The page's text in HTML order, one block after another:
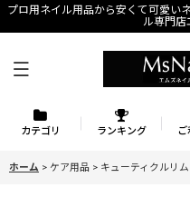
プロ用ネイル用品から安くて可愛い
ル専門店
カテゴリ ランキング ご
ホーム > ケア用品 > キューティクルリ